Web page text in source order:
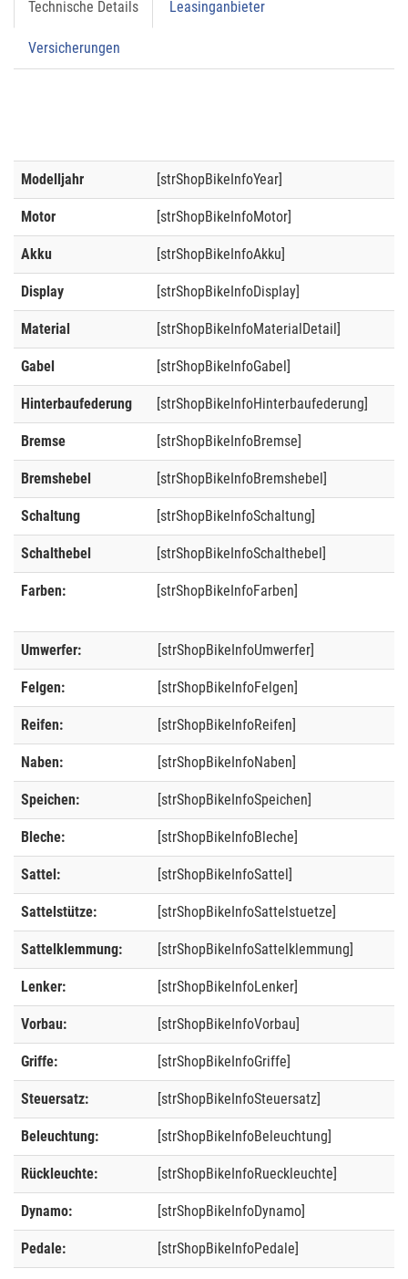
Technische Details Leasinganbieter
Versicherungen
Modelljahr [strShopBikeInfoYear]
Motor [strShopBikeInfoMotor]
Akku [strShopBikeInfoAkku]
Display [strShopBikeInfoDisplay]
Material [strShopBikeInfoMaterialDetail]
Gabel [strShopBikeInfoGabel]
Hinterbaufederung [strShopBikeInfoHinterbaufederung]
Bremse [strShopBikeInfoBremse]
Bremshebel [strShopBikeInfoBremshebel]
Schaltung [strShopBikeInfoSchaltung]
Schalthebel [strShopBikeInfoSchalthebel]
Farben: [strShopBikeInfoFarben]
Umwerfer: [strShopBikeInfoUmwerfer]
Felgen: [strShopBikeInfoFelgen]
Reifen: [strShopBikeInfoReifen]
Naben: [strShopBikeInfoNaben]
Speichen: [strShopBikeInfoSpeichen]
Bleche: [strShopBikeInfoBleche]
Sattel: [strShopBikeInfoSattel]
Sattelstütze: [strShopBikeInfoSattelstuetze]
Sattelklemmung: [strShopBikeInfoSattelklemmung]
Lenker: [strShopBikeInfoLenker]
Vorbau: [strShopBikeInfoVorbau]
Griffe: [strShopBikeInfoGriffe]
Steuersatz: [strShopBikeInfoSteuersatz]
Beleuchtung: [strShopBikeInfoBeleuchtung]
Rückleuchte: [strShopBikeInfoRueckleuchte]
Dynamo: [strShopBikeInfoDynamo]
Pedale: [strShopBikeInfoPedale]